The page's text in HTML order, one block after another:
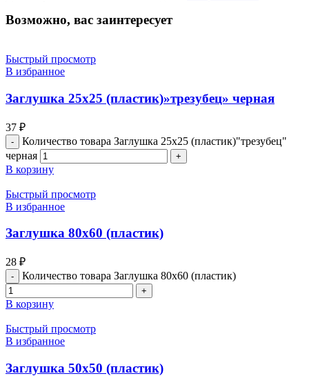
Возможно, вас заинтересует
Быстрый просмотр
В избранное
Заглушка 25х25 (пластик)»трезубец» черная
37 ₽
Количество товара Заглушка 25х25 (пластик)"трезубец"
черная
В корзину
Быстрый просмотр
В избранное
Заглушка 80х60 (пластик)
28 ₽
Количество товара Заглушка 80х60 (пластик)
В корзину
Быстрый просмотр
В избранное
Заглушка 50х50 (пластик)